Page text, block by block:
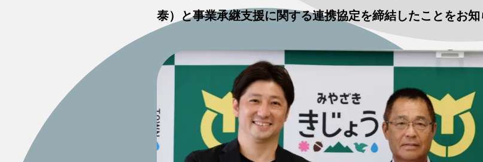
泰）と事業承継支援に関する連携協定を締結したことをお知